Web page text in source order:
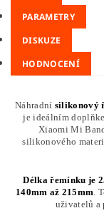
PARAMETRY
DISKUZE
HODNOCENÍ
Náhradní silikonový
je ideálním
Xiaomi Mi
silikonového
Délka řemínku je
140mm až 215mm.
uživatelů a